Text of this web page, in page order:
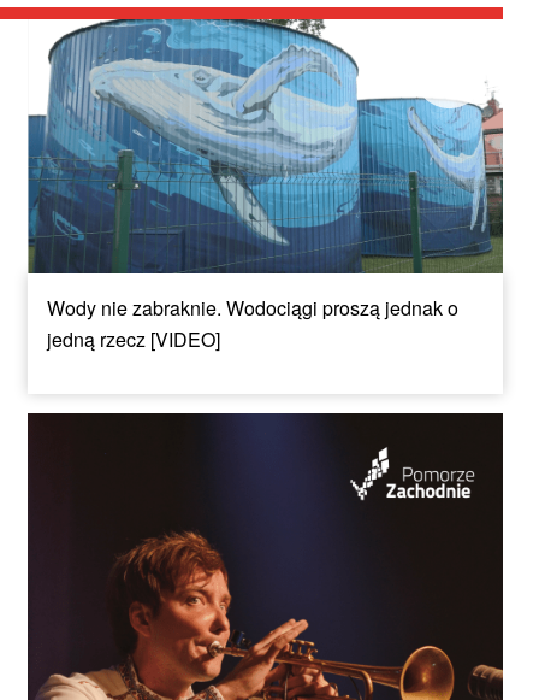
Wody nie zabraknie. Wodociągi proszą jednak o
jedną rzecz [VIDEO]